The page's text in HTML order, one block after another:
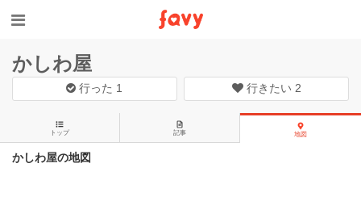
かしわ屋
行った 1 行きたい 2
トップ 記事 地図
かしわ屋の地図